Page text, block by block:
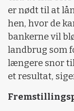
er nødt til at
hen, hvor de
bankerne vil
landbrug som
længere snor
et resultat,